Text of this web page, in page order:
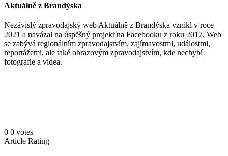
Aktuálně z Brandýska
Nezávislý zpravodajský web Aktuálně z Brandýska vznikl v roce
2021 a navázal na úspěšný projekt na Facebooku z roku 2017. Web
se zabývá regionálním zpravodajstvím, zajímavostmi, událostmi,
reportážemi, ale také obrazovým zpravodajstvím, kde nechybí
fotografie a videa.
0 0 votes
Article Rating